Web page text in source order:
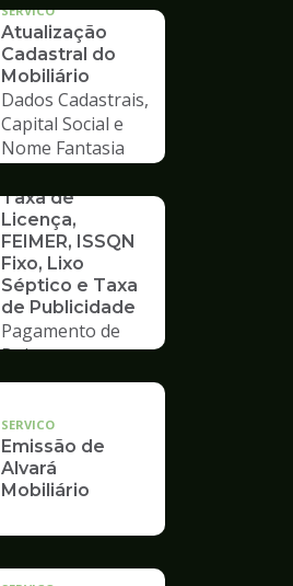
SERVICO
Atualização
Cadastral do
Mobiliário
Dados Cadastrais,
Capital Social e
Nome Fantasia
Taxa de
Licença,
FEIMER, ISSQN
Fixo, Lixo
Séptico e Taxa
de Publicidade
Pagamento de
Boleto
SERVICO
Emissão de
Alvará
Mobiliário